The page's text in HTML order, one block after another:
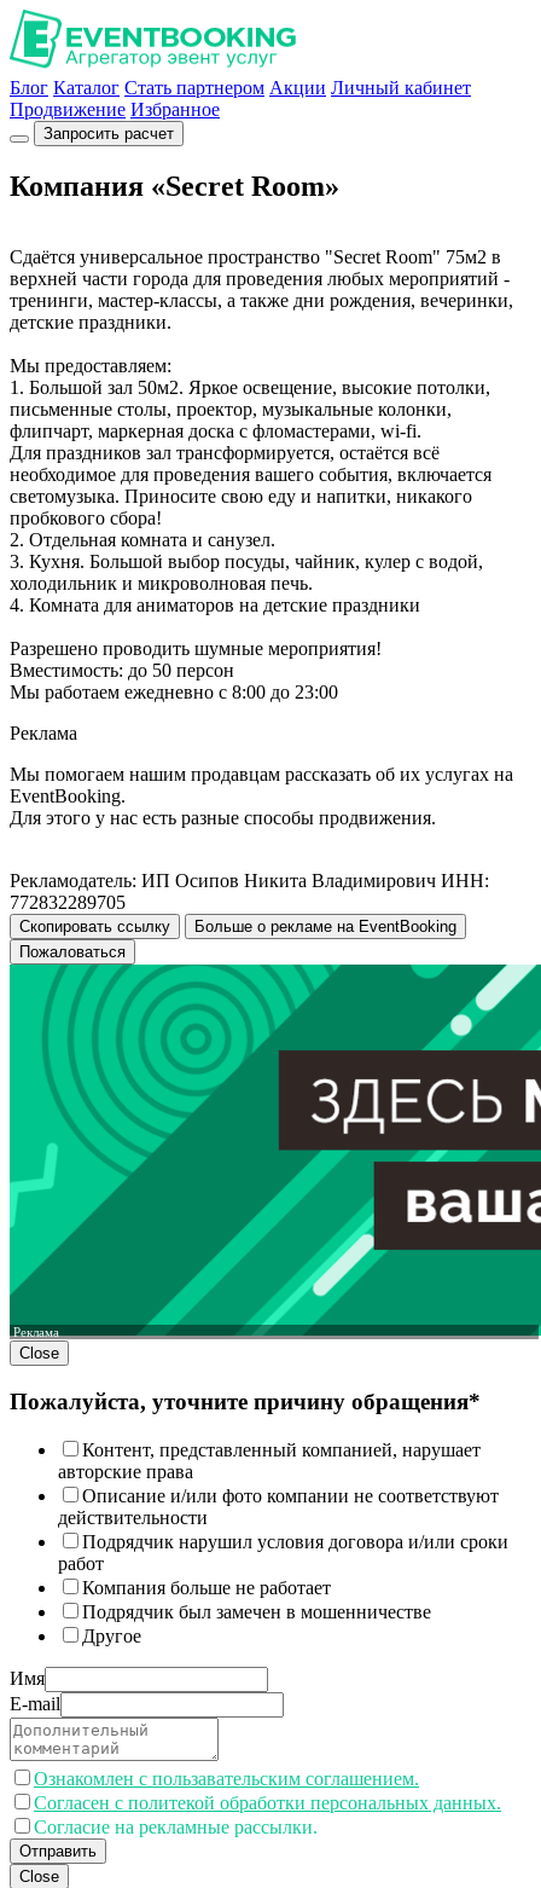
Блог Каталог Стать партнером Акции Личный кабинет
Продвижение Избранное
Запросить расчет
Компания «Secret Room»
Сдаётся универсальное пространство "Secret Room" 75м2 в
верхней части города для проведения любых мероприятий -
тренинги, мастер-классы, а также дни рождения, вечеринки,
детские праздники.
Мы предоставляем:
1. Большой зал 50м2. Яркое освещение, высокие потолки,
письменные столы, проектор, музыкальные колонки,
флипчарт, маркерная доска с фломастерами, wi-fi.
Для праздников зал трансформируется, остаётся всё
необходимое для проведения вашего события, включается
светомузыка. Приносите свою еду и напитки, никакого
пробкового сбора!
2. Отдельная комната и санузел.
3. Кухня. Большой выбор посуды, чайник, кулер с водой,
холодильник и микроволновая печь.
4. Комната для аниматоров на детские праздники
Разрешено проводить шумные мероприятия!
Вместимость: до 50 персон
Мы работаем ежедневно с 8:00 до 23:00
Реклама
Мы помогаем нашим продавцам рассказать об их услугах на
EventBooking.
Для этого у нас есть разные способы продвижения.
Рекламодатель: ИП Осипов Никита Владимирович ИНН:
772832289705
Скопировать ссылку
Больше о рекламе на EventBooking
Пожаловаться
Реклама
Close
Пожалуйста, уточните причину обращения*
Контент, представленный компанией, нарушает
авторские права
Описание и/или фото компании не соответствуют
действительности
Подрядчик нарушил условия договора и/или сроки
работ
Компания больше не работает
Подрядчик был замечен в мошенничестве
Другое
Имя
E-mail
Ознакомлен с пользавательским соглашением.
Согласен с политекой обработки персональных данных.
Согласие на рекламные рассылки.
Отправить
Close